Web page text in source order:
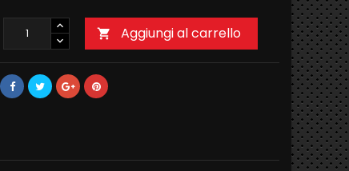
 Aggiungi al carrello